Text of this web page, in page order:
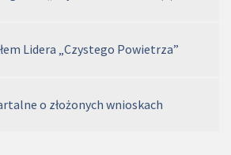
Lidera „Czystego Powietrza”
o złożonych wnioskach